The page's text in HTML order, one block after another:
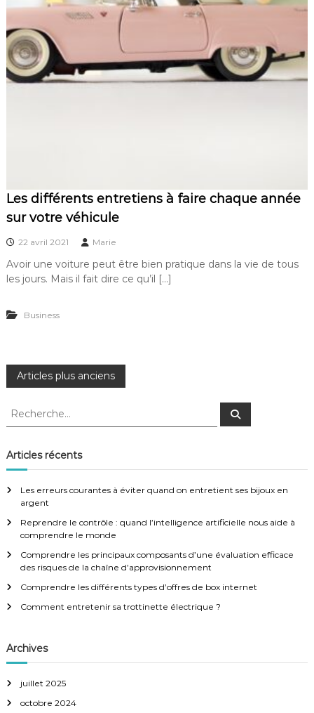
Les différents entretiens à faire chaque année
sur votre véhicule
22 avril 2021 Marie
Avoir une voiture peut être bien pratique dans la vie de tous
les jours. Mais il fait dire ce qu’il […]
Business
N
a
i
i
n
d
Articles plus anciens
R
h
e
c
e
:
R
c
e
r
Articles récents
Les erreurs courantes à éviter quand on entretient ses bijoux en
argent
Reprendre le contrôle : quand l’intelligence artificielle nous aide à
comprendre le monde
Comprendre les principaux composants d’une évaluation efficace
des risques de la chaîne d’approvisionnement
Comprendre les différents types d’offres de box internet
Comment entretenir sa trottinette électrique ?
Archives
juillet 2025
octobre 2024